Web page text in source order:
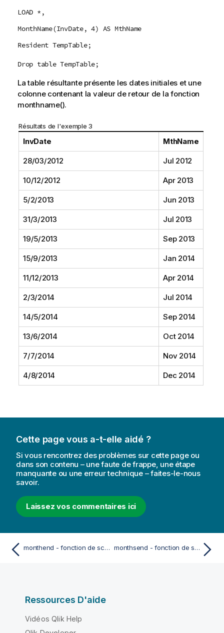
LOAD *,
MonthName(InvDate, 4) AS MthName
Resident TempTable;
Drop table TempTable;
La table résultante présente les dates initiales et une
colonne contenant la valeur de retour de la fonction
monthname().
Résultats de l'exemple 3
InvDate MthName
28/03/2012 Jul 2012
10/12/2012 Apr 2013
5/2/2013 Jun 2013
31/3/2013 Jul 2013
19/5/2013 Sep 2013
15/9/2013 Jan 2014
11/12/2013 Apr 2014
2/3/2014 Jul 2014
14/5/2014 Sep 2014
13/6/2014 Oct 2014
7/7/2014 Nov 2014
4/8/2014 Dec 2014
Cette page vous a-t-elle aidé ?
Si vous rencontrez des problèmes sur cette page ou
dans son contenu – une faute de frappe, une étape
manquante ou une erreur technique – faites-le-nous
savoir.
Laissez vos commentaires ici
monthend - fonction de script et fonction de graphique monthsend - fonction de script et fonction de graphique
Ressources D'aide
Vidéos Qlik Help